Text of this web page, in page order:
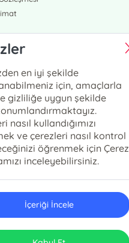
Merkezi © 2024 - Tüm
Tasarım & Uygulama
en iyi şekilde
için, amaçlarla
gizliliğe uygun şekilde
nasıl kullandığımızı
ve çerezleri nasıl kontrol
öğrenmek için Çerez
inceleyebilirsiniz.
İçeriği İncele